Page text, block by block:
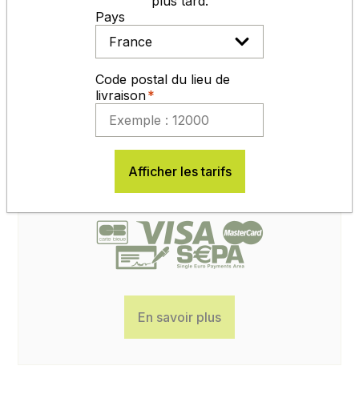
du lundi au vendredi
de 8h30 à 12h et de 14h à 17h30
05 65 77 99 70
Contactez-nous
MODES DE RÈGLEMENT
En savoir plus
Pays
Code postal du lieu de
livraison
Afficher les tarifs